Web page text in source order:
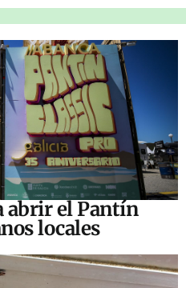
abrir el Pantín
locales